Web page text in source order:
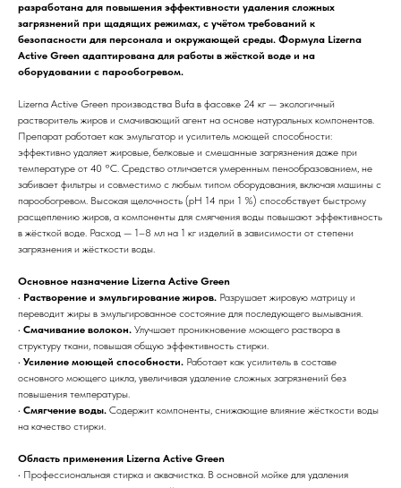
разработана для повышения эффективности удаления сложных
загрязнений при щадящих режимах, с учётом требований к
безопасности для персонала и окружающей среды. Формула Lizerna
Active Green адаптирована для работы в жёсткой воде и на
оборудовании с парообогревом.
Lizerna Active Green производства Bufa в фасовке 24 кг — экологичный
растворитель жиров и смачивающий агент на основе натуральных компонентов.
Препарат работает как эмульгатор и усилитель моющей способности:
эффективно удаляет жировые, белковые и смешанные загрязнения даже при
температуре от 40 °C. Средство отличается умеренным пенообразованием, не
забивает фильтры и совместимо с любым типом оборудования, включая машины с
парообогревом. Высокая щелочность (pH 14 при 1 %) способствует быстрому
расщеплению жиров, а компоненты для смягчения воды повышают эффективность
в жёсткой воде. Расход — 1–8 мл на 1 кг изделий в зависимости от степени
загрязнения и жёсткости воды.
Основное назначение Lizerna Active Green
• Растворение и эмульгирование жиров. Разрушает жировую матрицу и
переводит жиры в эмульгированное состояние для последующего вымывания.
• Смачивание волокон. Улучшает проникновение моющего раствора в
структуру ткани, повышая общую эффективность стирки.
• Усиление моющей способности. Работает как усилитель в составе
основного моющего цикла, увеличивая удаление сложных загрязнений без
повышения температуры.
• Смягчение воды. Содержит компоненты, снижающие влияние жёсткости воды
на качество стирки.
Область применения Lizerna Active Green
• Профессиональная стирка и аквачистка. В основной мойке для удаления